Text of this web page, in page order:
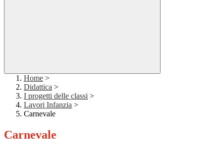
Home >
Didattica >
I progetti delle classi >
Lavori Infanzia >
Carnevale
Carnevale